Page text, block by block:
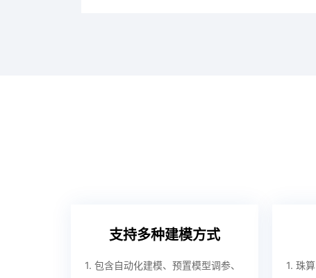
支持多种建模方式
1. 包含自动化建模、预置模型调参、
1. 珠算